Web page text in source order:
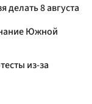
делать 8 августа
Южной
из-за